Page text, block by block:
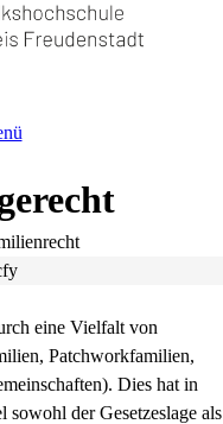
eine Vielfalt von
Patchworkfamilien,
Dies hat in
sowohl der Gesetzeslage als